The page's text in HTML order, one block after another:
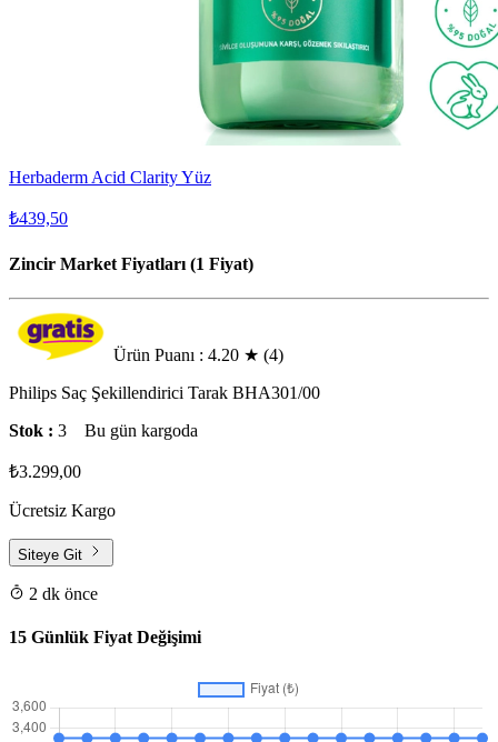
Herbaderm Acid Clarity Yüz
₺439,50
Zincir Market Fiyatları (1 Fiyat)
Ürün Puanı : 4.20 ★ (4)
Philips Saç Şekillendirici Tarak BHA301/00
Stok : 3 Bu gün kargoda
₺3.299,00
Ücretsiz Kargo
Siteye Git
2 dk önce
15 Günlük Fiyat Değişimi